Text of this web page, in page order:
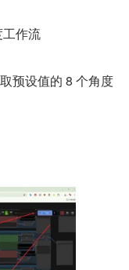
作流
预设值的 8 个角度